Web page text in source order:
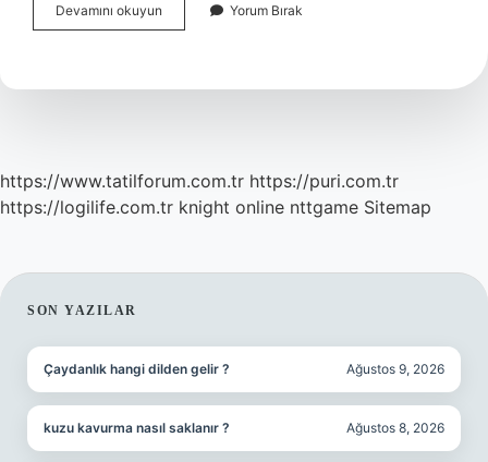
Devamını okuyun Whatsappta
Arşivleme
Yarar
Yorum Bırak
https://www.tatilforum.com.tr https://puri.com.tr
https://logilife.com.tr knight online nttgame Sitemap
SIDEBAR
SON YAZILAR
Çaydanlık hangi dilden gelir ? Ağustos 9, 2026
kuzu kavurma nasıl saklanır ? Ağustos 8, 2026